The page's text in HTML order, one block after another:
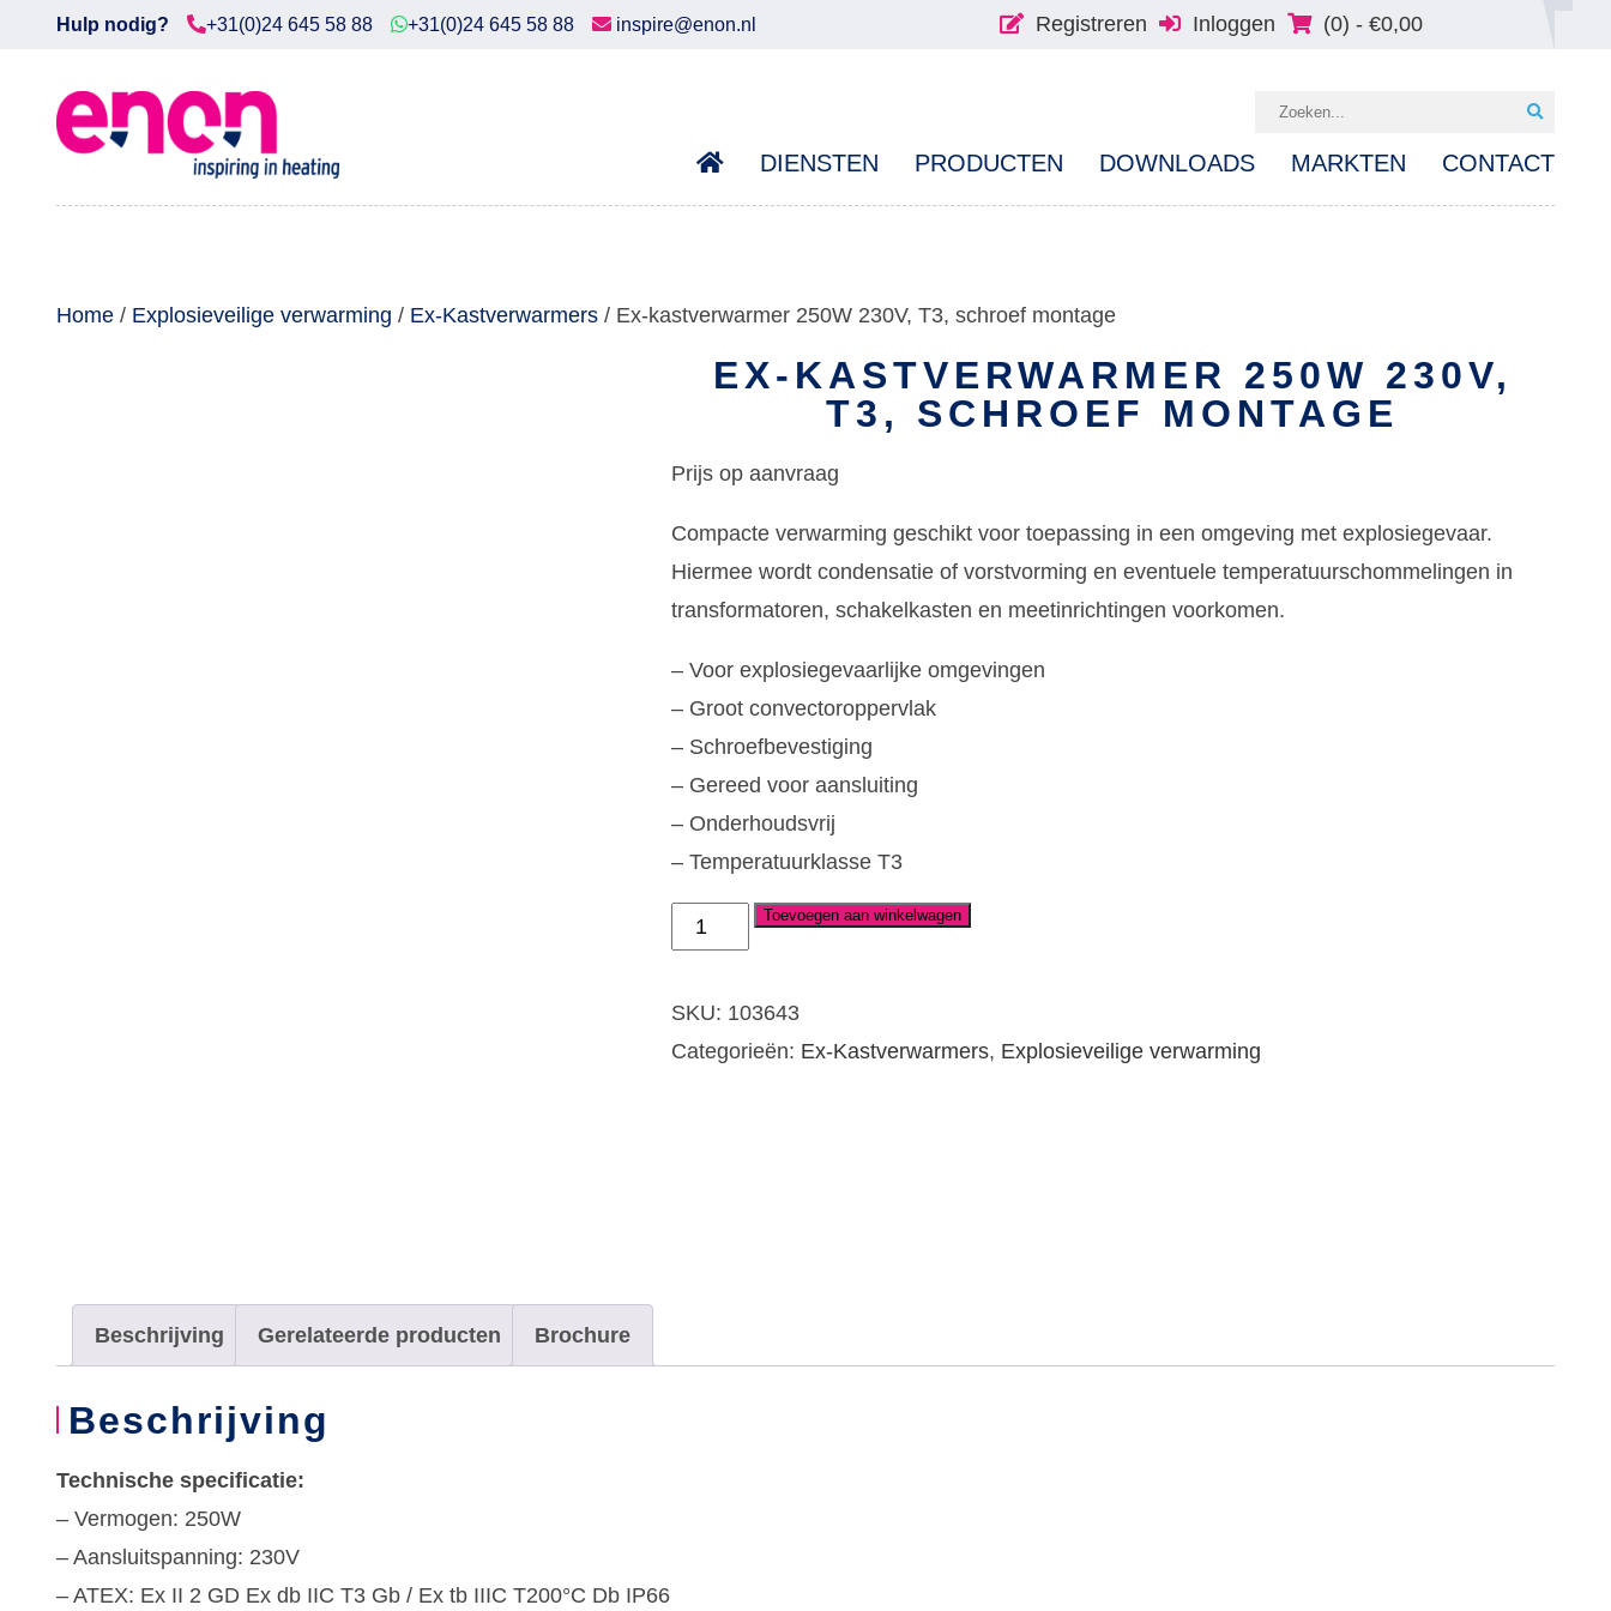
Home
Downloads
Hulp nodig? +31(0)24 645 58 88 +31(0)24 645 58 88 inspire@enon.nl Registreren Inloggen (0) - €0,00
DIENSTEN PRODUCTEN DOWNLOADS MARKTEN CONTACT
Home / Explosieveilige verwarming / Ex-Kastverwarmers / Ex-kastverwarmer 250W 230V, T3, schroef montage
EX-KASTVERWARMER 250W 230V,
T3, SCHROEF MONTAGE
Prijs op aanvraag
Compacte verwarming geschikt voor toepassing in een omgeving met explosiegevaar.
Hiermee wordt condensatie of vorstvorming en eventuele temperatuurschommelingen in
transformatoren, schakelkasten en meetinrichtingen voorkomen.
– Voor explosiegevaarlijke omgevingen
– Groot convectoroppervlak
– Schroefbevestiging
– Gereed voor aansluiting
– Onderhoudsvrij
– Temperatuurklasse T3
Ex-
Toevoegen aan winkelwagen
SKU: 103643
Categorieën: Ex-Kastverwarmers, Explosieveilige verwarming
Beschrijving Gerelateerde producten Brochure
Beschrijving
Technische specificatie:
– Vermogen: 250W
– Aansluitspanning: 230V
– ATEX: Ex II 2 GD Ex db IIC T3 Gb / Ex tb IIIC T200°C Db IP66